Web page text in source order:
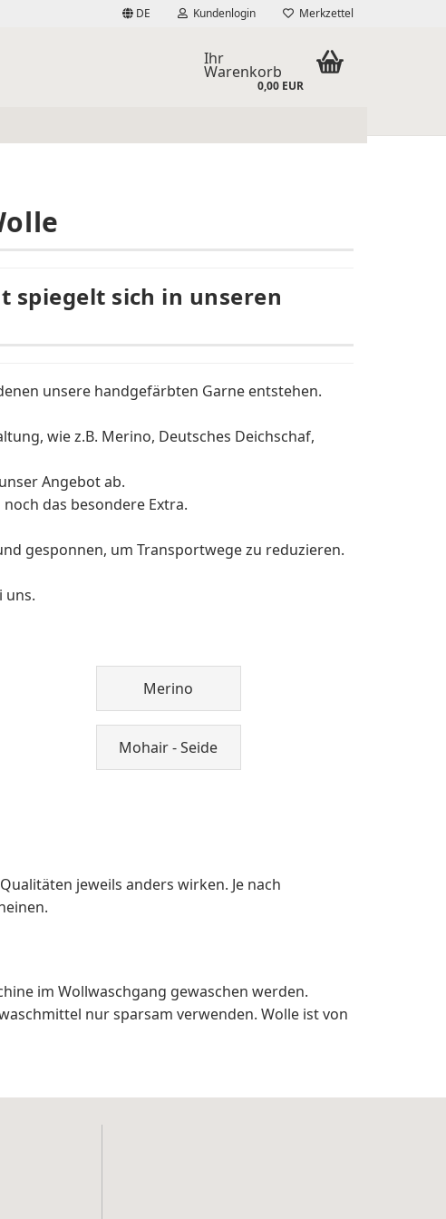
DE Kundenlogin
Passwort vergessen?
Merkzettel
Ihr
Warenkorb
0,00 EUR
spiegelt sich in unseren
unsere handgefärbten Garne entstehen.
wie z.B. Merino, Deutsches Deichschaf,
Angebot ab.
das besondere Extra.
gesponnen, um Transportwege zu reduzieren.
uns.
Merino
Mohair - Seide
jeweils anders wirken. Je nach
im Wollwaschgang gewaschen werden.
nur sparsam verwenden. Wolle ist von